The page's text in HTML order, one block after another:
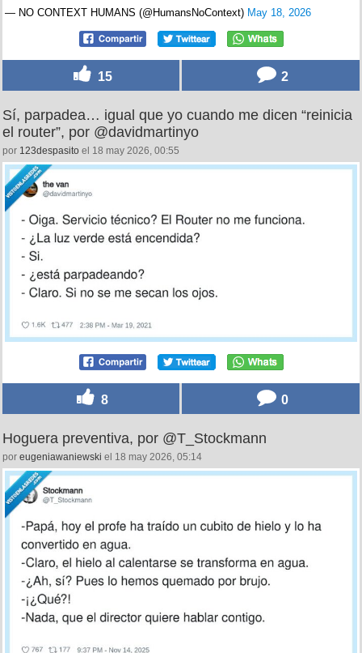
— NO CONTEXT HUMANS (@HumansNoContext) May 18, 2026
15 2
Sí, parpadea… igual que yo cuando me dicen “reinicia
el router”, por @davidmartinyo
por 123despasito el 18 may 2026, 00:55
8 0
Hoguera preventiva, por @T_Stockmann
por eugeniawaniewski el 18 may 2026, 05:14